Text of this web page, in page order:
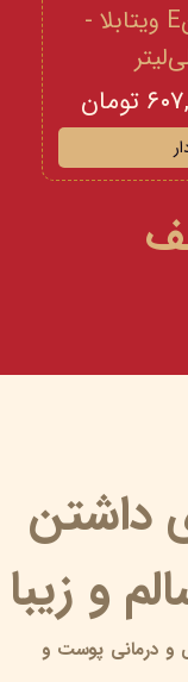
کرم آووکادو و ویتامینE ویتابلا -
داشتن
و زیبا
و درمانی پوست و